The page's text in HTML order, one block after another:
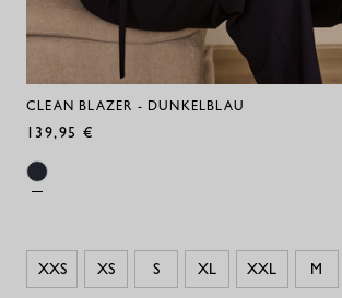
CLEAN BLAZER - DUNKELBLAU
139,95 €
XXS XS S XL XXL M